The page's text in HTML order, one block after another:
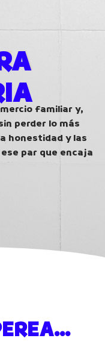
familiar y,
perder lo más
honestidad y las
par que encaja